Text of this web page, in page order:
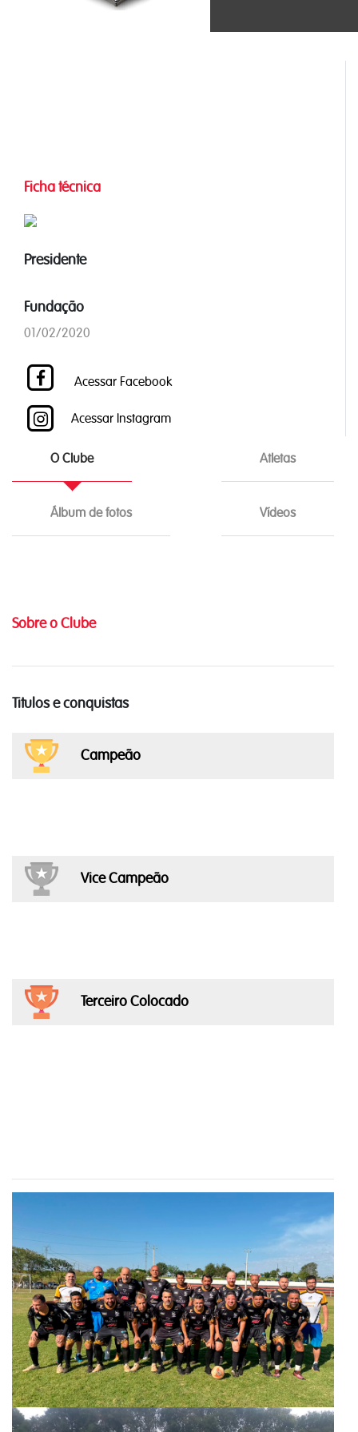
Ficha técnica
Presidente
Fundação
01/02/2020
Acessar Facebook
Acessar Instagram
O Clube Atletas
Álbum de fotos Vídeos
Sobre o Clube
Titulos e conquistas
Campeão
Vice Campeão
Terceiro Colocado